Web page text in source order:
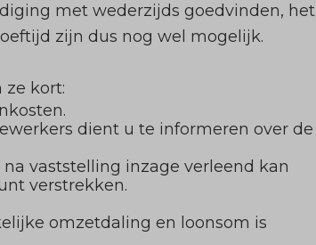
met wederzijds goedvinden, het
zijn dus nog wel mogelijk.
ze kort:
dient u te informeren over de
vaststelling inzage verleend kan
verstrekken.
omzetdaling en loonsom is